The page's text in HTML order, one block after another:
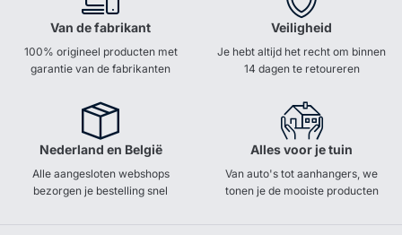
Van de fabrikant
100% origineel producten met
garantie van de fabrikanten
Veiligheid
Je hebt altijd het recht om binnen
14 dagen te retoureren
Nederland en België
Alle aangesloten webshops
bezorgen je bestelling snel
Alles voor je tuin
Van auto's tot aanhangers, we
tonen je de mooiste producten